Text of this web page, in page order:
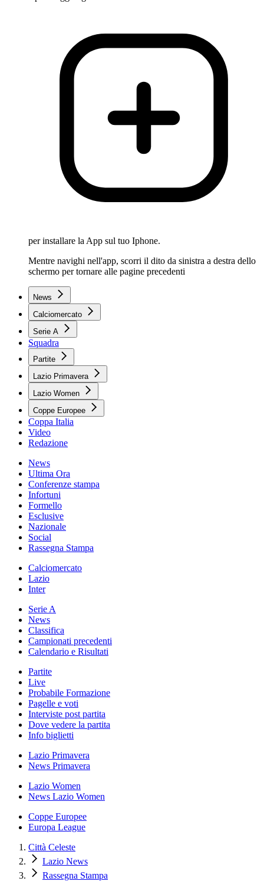
per installare la App sul tuo Iphone.
Mentre navighi nell'app, scorri il dito da sinistra a destra dello
schermo per tornare alle pagine precedenti
News
Calciomercato
Serie A
Squadra
Partite
Lazio Primavera
Lazio Women
Coppe Europee
Coppa Italia
Video
Redazione
News
Ultima Ora
Conferenze stampa
Infortuni
Formello
Esclusive
Nazionale
Social
Rassegna Stampa
Calciomercato
Lazio
Inter
Serie A
News
Classifica
Campionati precedenti
Calendario e Risultati
Partite
Live
Probabile Formazione
Pagelle e voti
Interviste post partita
Dove vedere la partita
Info biglietti
Lazio Primavera
News Primavera
Lazio Women
News Lazio Women
Coppe Europee
Europa League
Città Celeste
Lazio News
Rassegna Stampa